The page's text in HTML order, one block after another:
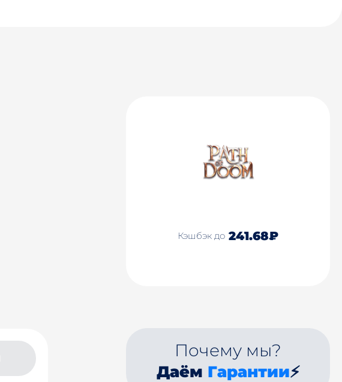
Кэшбэк до 241.68₽
Почему мы?
Даём Гарантии⚡